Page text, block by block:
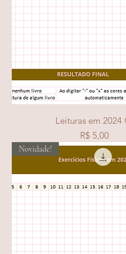
Leituras em 2024
Preço
R$ 5,00
Novidade!